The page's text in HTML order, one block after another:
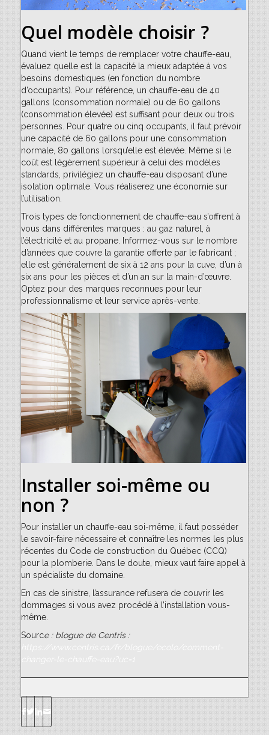
Quel modèle choisir ?
Quand vient le temps de remplacer votre chauffe-eau,
évaluez quelle est la capacité la mieux adaptée à vos
besoins domestiques (en fonction du nombre
d’occupants). Pour référence, un chauffe-eau de 40
gallons (consommation normale) ou de 60 gallons
(consommation élevée) est suffisant pour deux ou trois
personnes. Pour quatre ou cinq occupants, il faut prévoir
une capacité de 60 gallons pour une consommation
normale, 80 gallons lorsqu’elle est élevée. Même si le
coût est légèrement supérieur à celui des modèles
standards, privilégiez un chauffe-eau disposant d’une
isolation optimale. Vous réaliserez une économie sur
l’utilisation.
Trois types de fonctionnement de chauffe-eau s’offrent à
vous dans différentes marques : au gaz naturel, à
l’électricité et au propane. Informez-vous sur le nombre
d’années que couvre la garantie offerte par le fabricant ;
elle est généralement de six à 12 ans pour la cuve, d’un à
six ans pour les pièces et d’un an sur la main-d’œuvre.
Optez pour des marques reconnues pour leur
professionnalisme et leur service après-vente.
Installer soi-même ou
non ?
Pour installer un chauffe-eau soi-même, il faut posséder
le savoir-faire nécessaire et connaître les normes les plus
récentes du Code de construction du Québec (CCQ)
pour la plomberie. Dans le doute, mieux vaut faire appel à
un spécialiste du domaine.
En cas de sinistre, l’assurance refusera de couvrir les
dommages si vous avez procédé à l’installation vous-
même.
Source : blogue de Centris :